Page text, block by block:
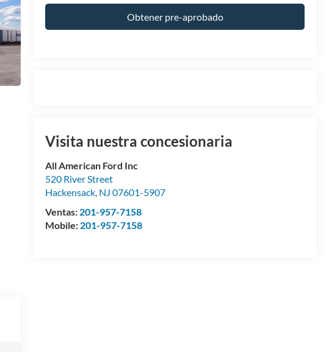
Obtener pre-aprobado
Visita nuestra concesionaria
All American Ford Inc
520 River Street
Hackensack, NJ 07601-5907
Ventas: 201-957-7158
Mobile: 201-957-7158